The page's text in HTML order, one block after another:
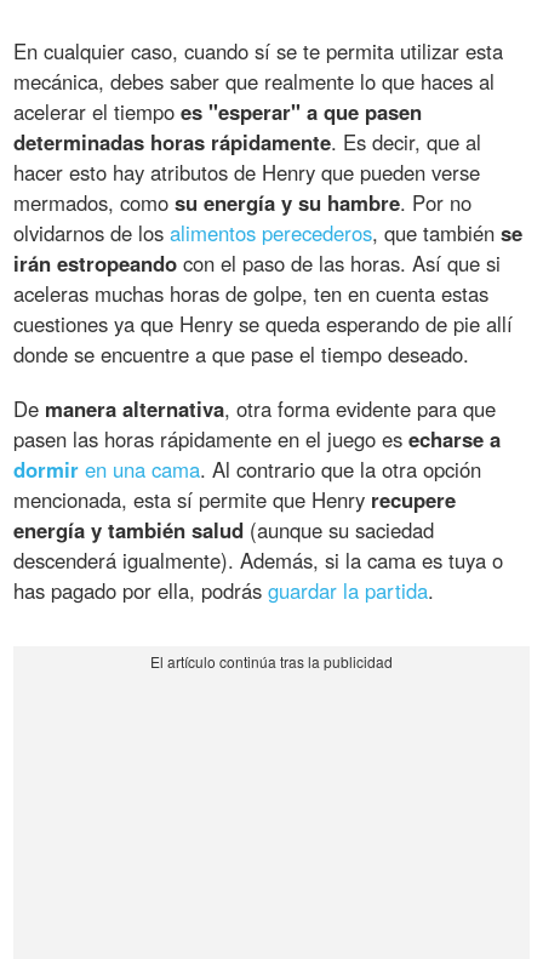
En cualquier caso, cuando sí se te permita utilizar esta
mecánica, debes saber que realmente lo que haces al
acelerar el tiempoes "esperar" a que pasen
determinadas horas rápidamente. Es decir, que al
hacer esto hay atributos de Henry que pueden verse
mermados, comosu energía y su hambre. Por no
olvidarnos de losalimentos perecederos, que tambiénse
irán estropeando con el paso de las horas. Así que si
aceleras muchas horas de golpe, ten en cuenta estas
cuestiones ya que Henry se queda esperando de pie allí
donde se encuentre a que pase el tiempo deseado.
De manera alternativa, otra forma evidente para que
pasen las horas rápidamente en el juego esecharse a
dormir en una cama. Al contrario que la otra opción
mencionada, esta sí permite que Henry recupere
energía y también salud (aunque su saciedad
descenderá igualmente). Además, si la cama es tuya o
has pagado por ella, podrásguardar la partida.